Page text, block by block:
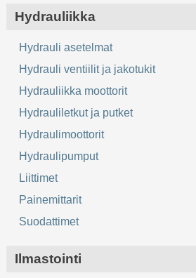
Hydrauliikka
Hydrauli asetelmat
Hydrauli ventiilit ja jakotukit
Hydrauliikka moottorit
Hydrauliletkut ja putket
Hydraulimoottorit
Hydraulipumput
Liittimet
Painemittarit
Suodattimet
Ilmastointi